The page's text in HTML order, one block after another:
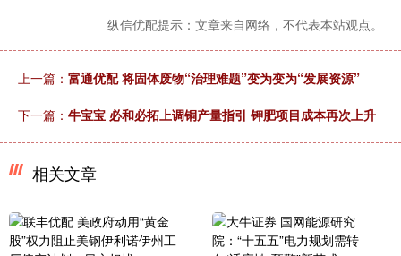
纵信优配提示：文章来自网络，不代表本站观点。
上一篇： 富通优配 将固体废物“治理难题”变为变为“发展资源”
下一篇： 牛宝宝 必和必拓上调铜产量指引 钾肥项目成本再次上升
相关文章